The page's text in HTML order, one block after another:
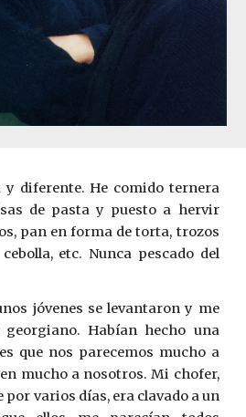
y diferente. He comido ternera
de pasta y puesto a hervir
pan en forma de torta, trozos
etc. Nunca pescado del
jóvenes se levantaron y me
Habían hecho una
que nos parecemos mucho a
mucho a nosotros. Mi chofer,
por varios días, era clavado a un